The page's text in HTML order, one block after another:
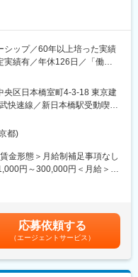
。また現場配属後にはOJT
近いため1on1の実施など、
織構成です。（1ユニット：
制を取っているため、裁量
が全国で発生するため日帰り
シップ／60年以上培った実績
績有／年休126日／「働き
の際の新しいオフィス空間
以外にもビルのロビー・水
医療施設（クリニック・病
ます。
プレゼンテーション、受注後
までを担当。社内には、
ますので、各パートと協力し
央区日本橋室町4-3-18 東京建
快速線／新日本橋駅受動喫煙
の定める事業所
都)
金形態＞月給制補足事項なし
円～300,000円＜月給＞
でも目安の金額であり、選
。月給(月額)は固定手当を含
応募依頼する
（エージェントサービス）